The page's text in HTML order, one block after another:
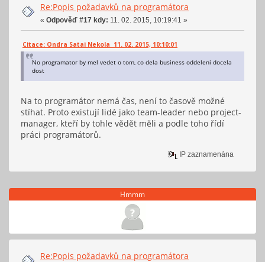
Re:Popis požadavků na programátora
« Odpověď #17 kdy: 11. 02. 2015, 10:19:41 »
Citace: Ondra Satai Nekola 11. 02. 2015, 10:10:01
No programator by mel vedet o tom, co dela business oddeleni docela
dost
Na to programátor nemá čas, není to časově možné
stíhat. Proto existují lidé jako team-leader nebo project-
manager, kteří by tohle vědět měli a podle toho řídí
práci programátorů.
IP zaznamenána
Hmmm
Re:Popis požadavků na programátora